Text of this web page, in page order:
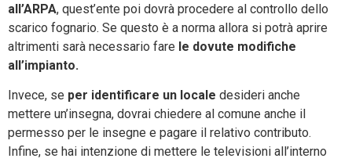
all’ARPA, quest’ente poi dovrà procedere al controllo dello
scarico fognario. Se questo è a norma allora si potrà aprire
altrimenti sarà necessario fare le dovute modifiche
all’impianto.
Invece, se per identificare un locale desideri anche
mettere un’insegna, dovrai chiedere al comune anche il
permesso per le insegne e pagare il relativo contributo.
Infine, se hai intenzione di mettere le televisioni all’interno